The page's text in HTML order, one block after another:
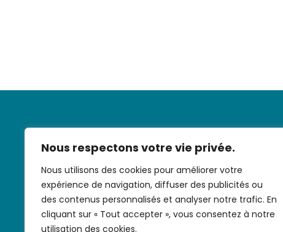
Nous respectons votre vie privée.
Nous utilisons des cookies pour améliorer votre
expérience de navigation, diffuser des publicités ou
des contenus personnalisés et analyser notre trafic. En
cliquant sur « Tout accepter », vous consentez à notre
utilisation des cookies.
Nous contacter